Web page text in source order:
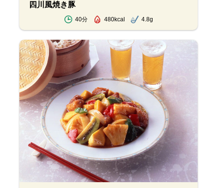
四川風焼き豚
40分 480kcal 4.8g